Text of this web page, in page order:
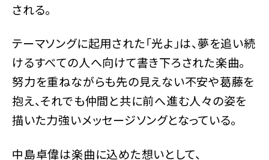
される。
テーマソングに起用された「光よ」は、夢を追い続
けるすべての人へ向けて書き下ろされた楽曲。
努力を重ねながらも先の見えない不安や葛藤を
抱え、それでも仲間と共に前へ進む人々の姿を
描いた力強いメッセージソングとなっている。
中島卓偉は楽曲に込めた想いとして、